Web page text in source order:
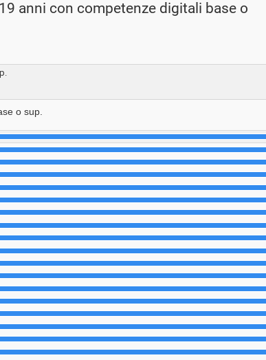
anni con competenze digitali base o